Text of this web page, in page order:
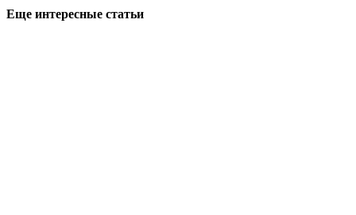
Еще интересные статьи